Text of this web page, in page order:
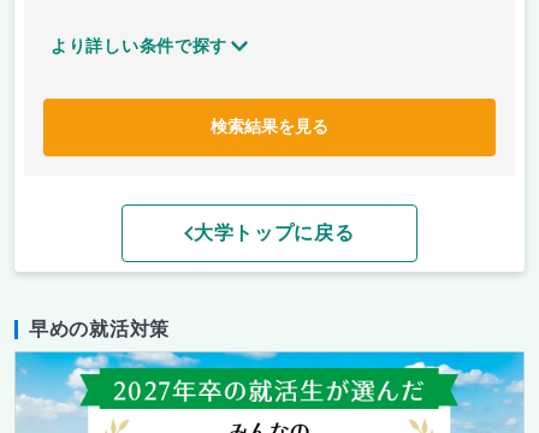
より詳しい条件で探す
検索結果を見る
大学トップに戻る
早めの就活対策